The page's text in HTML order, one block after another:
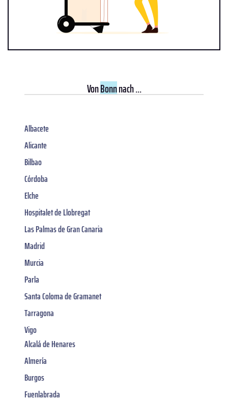
VonBonnnach ...
Albacete
Alicante
Bilbao
Córdoba
Elche
Hospitalet de Llobregat
Las Palmas de Gran Canaria
Madrid
Murcia
Parla
Santa Coloma de Gramanet
Tarragona
Vigo
Alcalá de Henares
Almería
Burgos
Fuenlabrada